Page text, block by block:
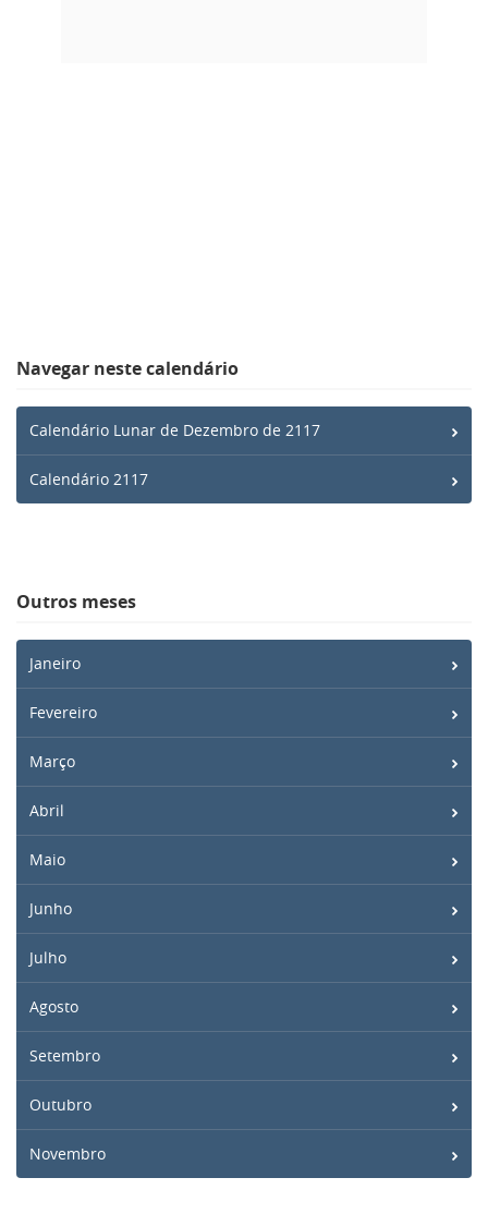
Navegar neste calendário
Calendário Lunar de Dezembro de 2117
Calendário 2117
Outros meses
Janeiro
Fevereiro
Março
Abril
Maio
Junho
Julho
Agosto
Setembro
Outubro
Novembro